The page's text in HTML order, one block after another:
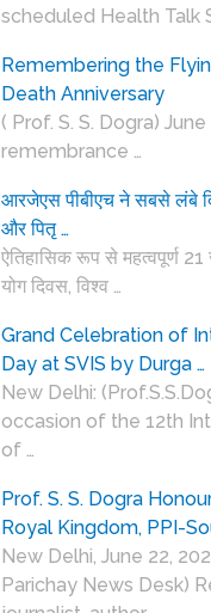
scheduled Health Talk
Remembering the
Death Anniversary
( Prof. S. S. Dogra)
remembrance …
आरजेएस पीबीएच ने सबसे लंबे
और पितृ …
ऐतिहासिक रूप से महत्वपूर्ण
योग दिवस, विश्व …
Grand Celebration of
Day at SVIS by Durga …
New Delhi:
occasion of the 12th
of …
Prof. S. S. Dogra
Royal Kingdom, PPI-
New Delhi, June 22,
Parichay News Desk)